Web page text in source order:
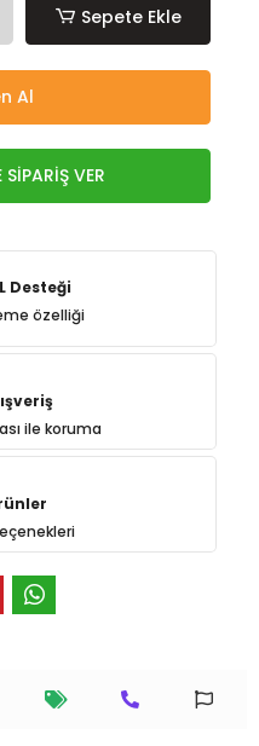
Sepete Ekle
Al
VER
Desteği
özelliği
ile koruma